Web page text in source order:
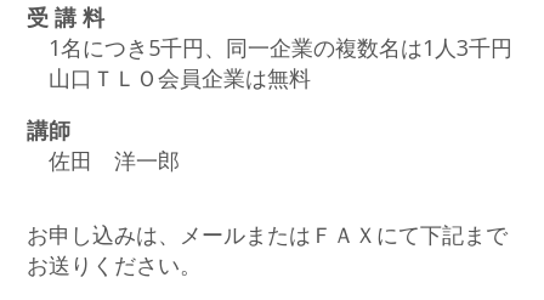
受 講 料
1名につき5千円、同一企業の複数名は1人3千円
山口ＴＬＯ会員企業は無料
講師
佐田 洋一郎
お申し込みは、メールまたはＦＡＸにて下記まで
お送りください。